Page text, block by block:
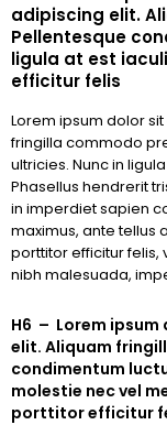
adipiscing elit.
Pellentesque
ligula at est
efficitur felis
Lorem ipsum dolor
fringilla commodo
ultricies. Nunc in
Phasellus hendrerit
in imperdiet sapien
maximus, ante tellus
porttitor efficitur felis,
nibh malesuada,
H6 – Lorem
elit. Aliquam
condimentum
molestie nec vel
porttitor efficitur